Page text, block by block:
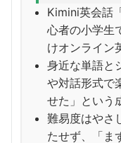
Kimini英会話
心者の小学生
けオンライン
身近な単語と
や対話形式で
せた」という
難易度はやさ
たせず、「ま